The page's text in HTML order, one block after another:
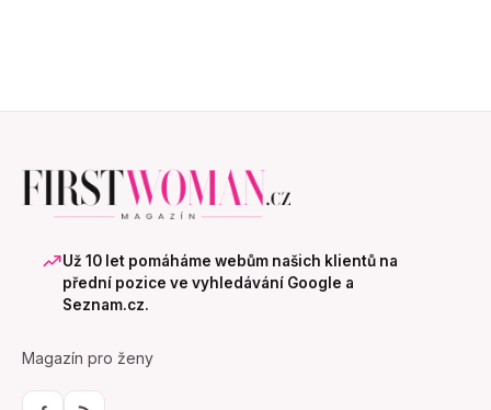
Už 10 let pomáháme webům našich klientů na
přední pozice ve vyhledávání Google a
Seznam.cz.
Magazín pro ženy